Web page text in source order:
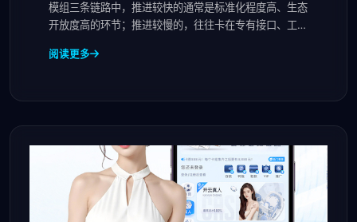
模组三条链路中，推进较快的通常是标准化程度高、生态
开放度高的环节；推进较慢的，往往卡在专有接口、工艺
阅读更多